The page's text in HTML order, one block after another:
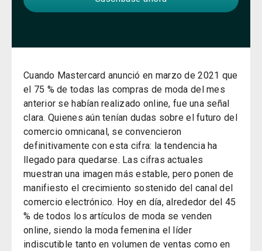
Cuando Mastercard anunció en marzo de 2021 que
el 75 % de todas las compras de moda del mes
anterior se habían realizado online, fue una señal
clara. Quienes aún tenían dudas sobre el futuro del
comercio omnicanal, se convencieron
definitivamente con esta cifra: la tendencia ha
llegado para quedarse. Las cifras actuales
muestran una imagen más estable, pero ponen de
manifiesto el crecimiento sostenido del canal del
comercio electrónico. Hoy en día, alrededor del 45
% de todos los artículos de moda se venden
online, siendo la moda femenina el líder
indiscutible tanto en volumen de ventas como en